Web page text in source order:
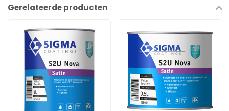
Gerelateerde producten